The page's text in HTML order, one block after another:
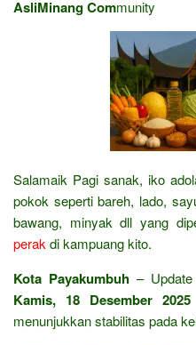
AsliMinang Community
Salamaik Pagi sanak, iko
pokok seperti bareh, lado,
bawang, minyak dll yang
perak di kampuang kito.
Kota Payakumbuh– Update
Kamis, 18 Desember 2025
menunjukkan stabilitas pada